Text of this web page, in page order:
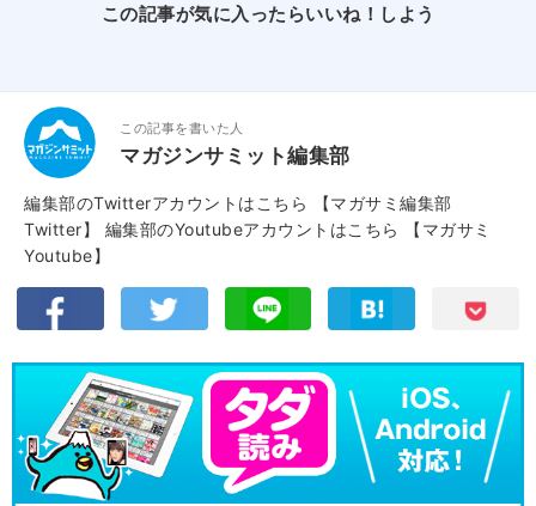
この記事が気に入ったらいいね！しよう
この記事を書いた人
マガジンサミット編集部
編集部のTwitterアカウントはこちら
【マガサミ編集部
Twitter】
編集部のYoutubeアカウントはこちら
【マガサミ
Youtube】